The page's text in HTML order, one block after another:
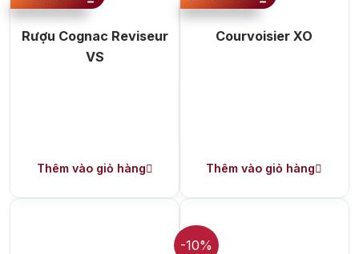
Rượu Cognac Reviseur
VS
Thêm vào giỏ hàng
Courvoisier XO
Thêm vào giỏ hàng
-10%